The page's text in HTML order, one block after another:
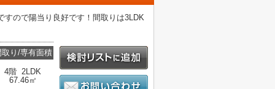
すので陽当り良好です！間取りは3LDK
取り/専有面積
4階 2LDK
67.46㎡